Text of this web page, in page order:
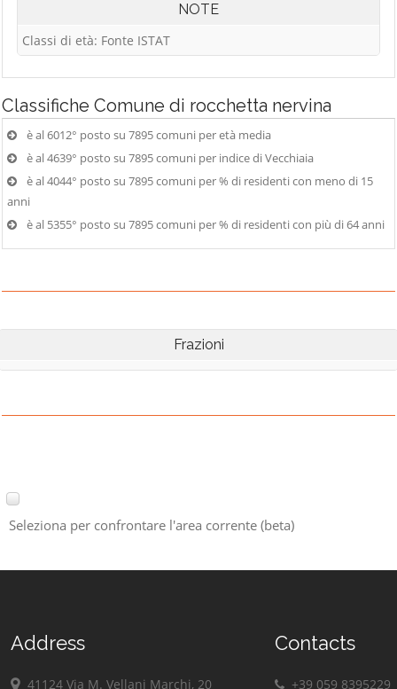
NOTE
Classi di età: Fonte ISTAT
Classifiche Comune di rocchetta nervina
è al 6012° posto su 7895 comuni per età media
è al 4639° posto su 7895 comuni per indice di Vecchiaia
è al 4044° posto su 7895 comuni per % di residenti con meno di 15
anni
è al 5355° posto su 7895 comuni per % di residenti con più di 64 anni
Frazioni
Seleziona per confrontare l'area corrente (beta)
Address
41124 Via M. Vellani Marchi, 20
Contacts
+39 059 8395229